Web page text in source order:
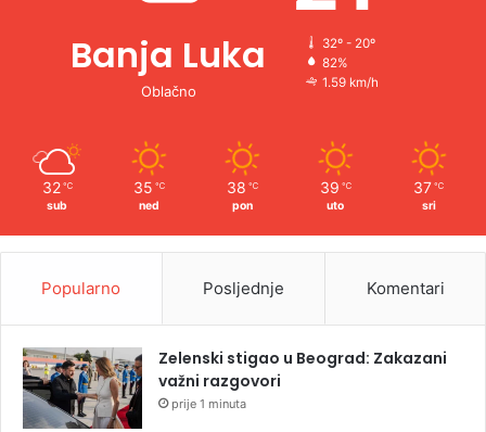
Banja Luka
Oblačno
32º - 20º
82%
1.59 km/h
32 ℃
sub
35 ℃
ned
38 ℃
pon
39 ℃
uto
37 ℃
sri
Popularno Posljednje Komentari
Zelenski stigao u Beograd: Zakazani
važni razgovori
prije 1 minuta